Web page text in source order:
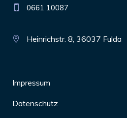
0661 10087
Heinrichstr. 8, 36037 Fulda
Impressum
Datenschutz